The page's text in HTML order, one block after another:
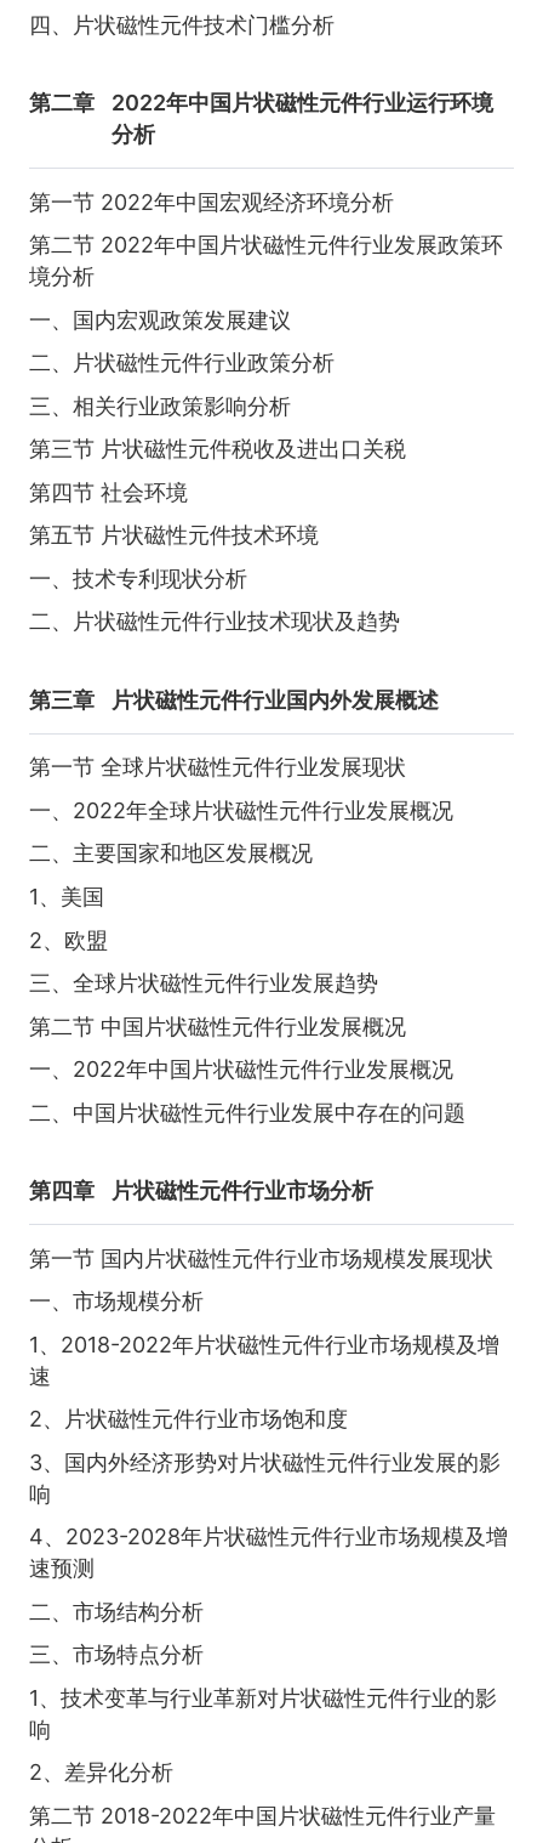
四、片状磁性元件技术门槛分析
第二章
2022年中国片状磁性元件行业运行环境
分析
第一节 2022年中国宏观经济环境分析
第二节 2022年中国片状磁性元件行业发展政策环
境分析
一、国内宏观政策发展建议
二、片状磁性元件行业政策分析
三、相关行业政策影响分析
第三节 片状磁性元件税收及进出口关税
第四节 社会环境
第五节 片状磁性元件技术环境
一、技术专利现状分析
二、片状磁性元件行业技术现状及趋势
第三章 片状磁性元件行业国内外发展概述
第一节 全球片状磁性元件行业发展现状
一、2022年全球片状磁性元件行业发展概况
二、主要国家和地区发展概况
1、美国
2、欧盟
三、全球片状磁性元件行业发展趋势
第二节 中国片状磁性元件行业发展概况
一、2022年中国片状磁性元件行业发展概况
二、中国片状磁性元件行业发展中存在的问题
第四章 片状磁性元件行业市场分析
第一节 国内片状磁性元件行业市场规模发展现状
一、市场规模分析
1、2018-2022年片状磁性元件行业市场规模及增
速
2、片状磁性元件行业市场饱和度
3、国内外经济形势对片状磁性元件行业发展的影
响
4、2023-2028年片状磁性元件行业市场规模及增
速预测
二、市场结构分析
三、市场特点分析
1、技术变革与行业革新对片状磁性元件行业的影
响
2、差异化分析
第二节 2018-2022年中国片状磁性元件行业产量